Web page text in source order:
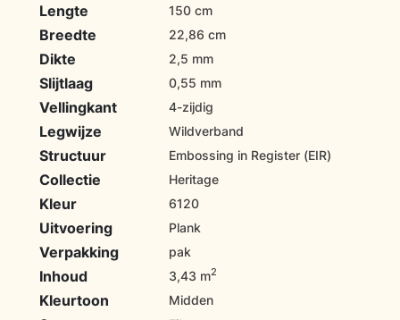
Lengte 150 cm
Breedte 22,86 cm
Dikte 2,5 mm
Slijtlaag 0,55 mm
Vellingkant 4-zijdig
Legwijze Wildverband
Structuur Embossing in Register (EIR)
Collectie Heritage
Kleur 6120
Uitvoering Plank
Verpakking pak
Inhoud 3,43 m2
Kleurtoon Midden